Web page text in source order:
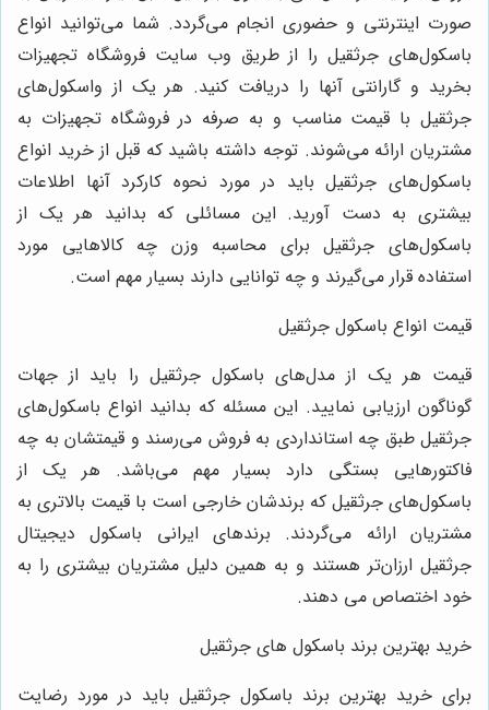
صورت اینترنتی و حضوری انجام می‌گردد. شما می‌توانید انواع
باسکول‌های جرثقیل را از طریق وب سایت فروشگاه تجهیزات
بخرید و گارانتی آنها را دریافت کنید. هر یک از واسکول‌های
جرثقیل با قیمت مناسب و به صرفه در فروشگاه تجهیزات به
مشتریان ارائه می‌شوند. توجه داشته باشید که قبل از خرید انواع
باسکول‌های جرثقیل باید در مورد نحوه کارکرد آنها اطلاعات
بیشتری به دست آورید. این مسائلی که بدانید هر یک از
باسکول‌های جرثقیل برای محاسبه وزن چه کالاهایی مورد
استفاده قرار می‌گیرند و چه توانایی دارند بسیار مهم است.
قیمت انواع باسکول جرثقیل
قیمت هر یک از مدل‌های باسکول جرثقیل را باید از جهات
گوناگون ارزیابی نمایید. این مسئله که بدانید انواع باسکول‌های
جرثقیل طبق چه استانداردی به فروش می‌رسند و قیمتشان به چه
فاکتورهایی بستگی دارد بسیار مهم می‌باشد. هر یک از
باسکول‌های جرثقیل که برندشان خارجی است با قیمت بالاتری به
مشتریان ارائه می‌گردند. برندهای ایرانی باسکول دیجیتال
جرثقیل ارزان‌تر هستند و به همین دلیل مشتریان بیشتری را به
خود اختصاص می دهند.
خرید بهترین برند باسکول های جرثقیل
برای خرید بهترین برند باسکول جرثقیل باید در مورد رضایت